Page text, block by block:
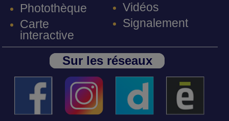
Photothèque
Carte
interactive
Vidéos
Signalement
Sur les réseaux